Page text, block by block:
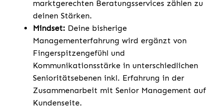
marktgerechten Beratungsservices zählen zu
deinen Stärken.
Mindset: Deine bisherige
Managementerfahrung wird ergänzt von
Fingerspitzengefühl und
Kommunikationsstärke in unterschiedlichen
Senioritätsebenen inkl. Erfahrung in der
Zusammenarbeit mit Senior Management auf
Kundenseite.